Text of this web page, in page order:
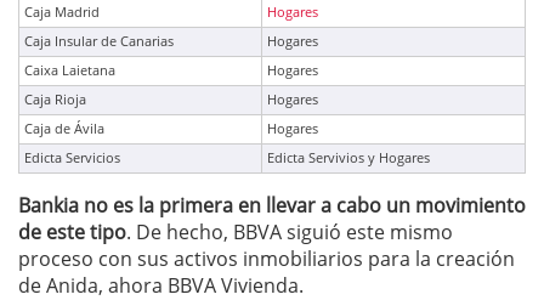
Caja Madrid
Hogares
Caja Insular de Canarias
Hogares
Caixa Laietana
Hogares
Caja Rioja
Hogares
Caja de Ávila
Hogares
Edicta Servicios
Edicta Servivios y Hogares
Bankia no es la primera en llevar a cabo un movimiento
de este tipo. De hecho, BBVA siguió este mismo
proceso con sus activos inmobiliarios para la creación
de Anida, ahora BBVA Vivienda.